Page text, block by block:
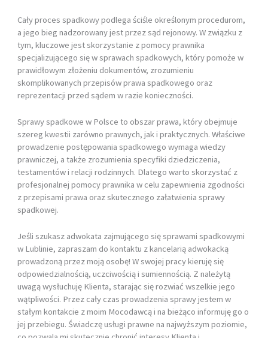
Cały proces spadkowy podlega ściśle określonym procedurom,
a jego bieg nadzorowany jest przez sąd rejonowy. W związku z
tym, kluczowe jest skorzystanie z pomocy prawnika
specjalizującego się w sprawach spadkowych, który pomoże w
prawidłowym złożeniu dokumentów, zrozumieniu
skomplikowanych przepisów prawa spadkowego oraz
reprezentacji przed sądem w razie konieczności.
Sprawy spadkowe w Polsce to obszar prawa, który obejmuje
szereg kwestii zarówno prawnych, jak i praktycznych. Właściwe
prowadzenie postępowania spadkowego wymaga wiedzy
prawniczej, a także zrozumienia specyfiki dziedziczenia,
testamentów i relacji rodzinnych. Dlatego warto skorzystać z
profesjonalnej pomocy prawnika w celu zapewnienia zgodności
z przepisami prawa oraz skutecznego załatwienia sprawy
spadkowej.
Jeśli szukasz adwokata zajmującego się sprawami spadkowymi
w Lublinie, zapraszam do kontaktu z kancelarią adwokacką
prowadzoną przez moją osobę! W swojej pracy kieruję się
odpowiedzialnością, uczciwością i sumiennością. Z należytą
uwagą wysłuchuję Klienta, starając się rozwiać wszelkie jego
wątpliwości. Przez cały czas prowadzenia sprawy jestem w
stałym kontakcie z moim Mocodawcą i na bieżąco informuję go o
jej przebiegu. Świadczę usługi prawne na najwyższym poziomie,